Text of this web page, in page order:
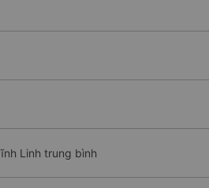
Linh trung bình